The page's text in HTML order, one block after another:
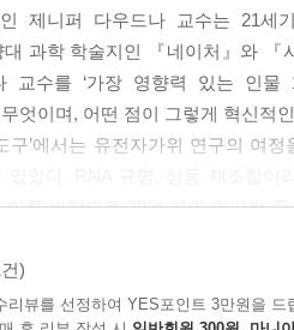
제니퍼 다우드나 교수는 21세
대 과학 학술지인 『네이처』와 『
교수를 ‘가장 영향력 있는 인
엇이며, 어떤 점이 그렇게 혁신적
구’에서는 유전자가위 연구의 여
이를 바탕으로 30억 개의 염기쌍
둔탁한 가위였고, 상용화되기에
연구 과정을 흥미진진하게 서술한
)
리뷰를 선정하여 YES포인트 3만원을 드